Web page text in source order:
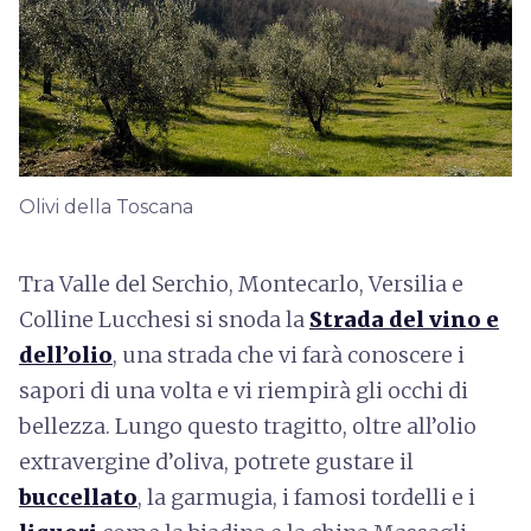
Olivi della Toscana
Tra Valle del Serchio, Montecarlo, Versilia e
Colline Lucchesi si snoda la Strada del vino e
dell’olio, una strada che vi farà conoscere i
sapori di una volta e vi riempirà gli occhi di
bellezza. Lungo questo tragitto, oltre all’olio
extravergine d’oliva, potrete gustare il
buccellato, la garmugia, i famosi tordelli e i